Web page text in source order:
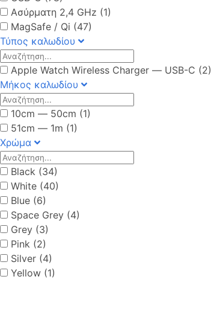
Ασύρματη 2,4 GHz (1)
MagSafe / Qi (47)
Τύπος καλωδίου
Apple Watch Wireless Charger ― USB-C (2)
Μήκος καλωδίου
10cm ― 50cm (1)
51cm ― 1m (1)
Χρώμα
Black (34)
White (40)
Blue (6)
Space Grey (4)
Grey (3)
Pink (2)
Silver (4)
Yellow (1)